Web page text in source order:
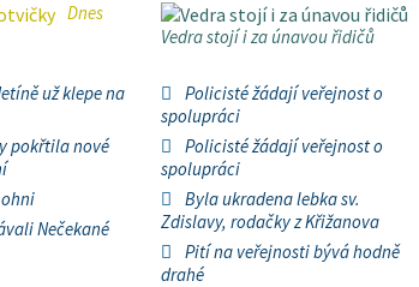
Dnes
už klepe na
pokřtila nové
Nečekané
Vedra stojí i za únavou řidičů
Policisté žádají veřejnost o
spolupráci
Policisté žádají veřejnost o
spolupráci
Byla ukradena lebka sv.
Zdislavy, rodačky z Křižanova
Pití na veřejnosti bývá hodně
drahé